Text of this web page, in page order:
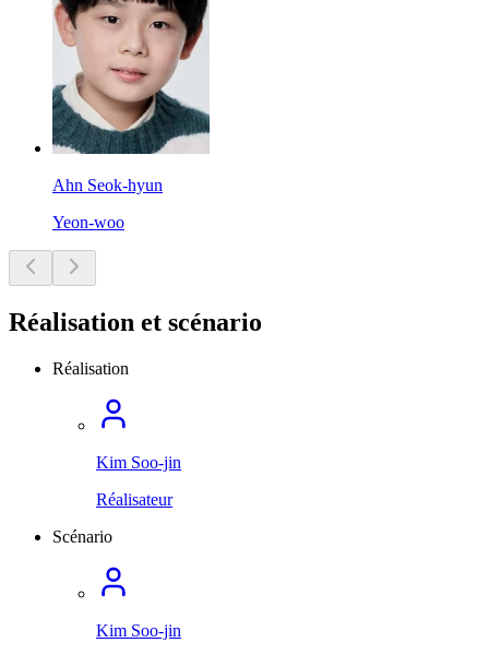
Ahn Seok-hyun
Yeon-woo
Réalisation et scénario
Réalisation
Kim Soo-jin
Réalisateur
Scénario
Kim Soo-jin